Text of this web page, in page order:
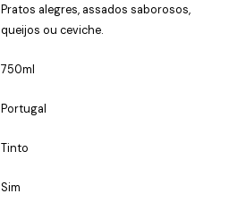
Pratos alegres, assados saborosos,
queijos ou ceviche.
750ml
Portugal
Tinto
Sim